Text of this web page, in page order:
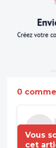
0
Vous
cet